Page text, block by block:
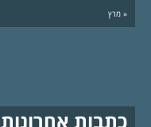
« מרץ
כתבות אחרונות